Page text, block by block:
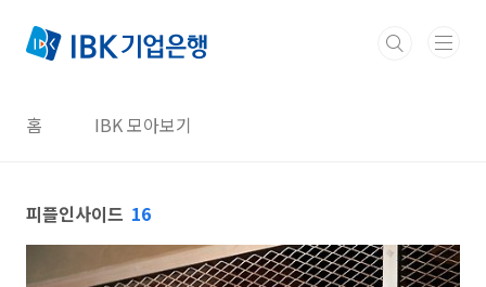
홈 IBK 모아보기
피플인사이드 16